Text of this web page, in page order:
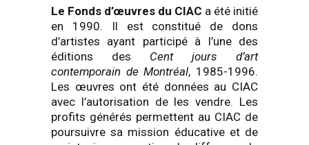
Le Fonds d’œuvres du CIAC a été initié
en 1990. Il est constitué de dons
d’artistes ayant participé à l’une des
éditions des Cent jours d’art
contemporain de Montréal, 1985-1996.
Les œuvres ont été données au CIAC
avec l’autorisation de les vendre. Les
profits générés permettent au CIAC de
poursuivre sa mission éducative et de